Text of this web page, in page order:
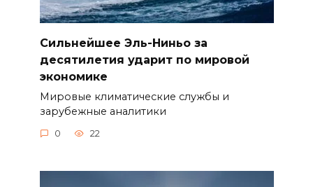
Сильнейшее Эль-Ниньо за
десятилетия ударит по мировой
экономике
Мировые климатические службы и
зарубежные аналитики
0 22